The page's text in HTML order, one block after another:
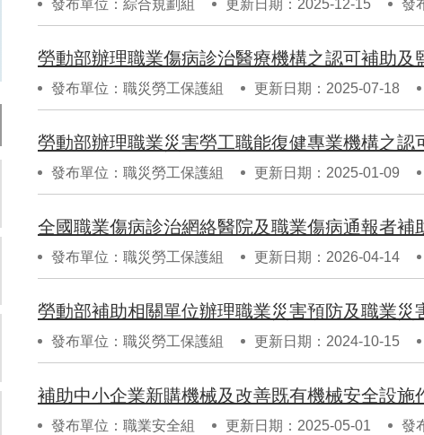
發布單位：綜合規劃組 更新日期：2025-12-15 發
勞動部辦理職業傷病診治醫療機構之認可補助及
發布單位：職災勞工保護組 更新日期：2025-07-18
勞動部辦理職業災害勞工職能復健專業機構之認
發布單位：職災勞工保護組 更新日期：2025-01-09
全國職業傷病診治網絡醫院及職業傷病通報者補
發布單位：職災勞工保護組 更新日期：2026-04-14
勞動部補助相關單位辦理職業災害預防及職業災
發布單位：職災勞工保護組 更新日期：2024-10-15
補助中小企業新購機械及改善既有機械安全設施
發布單位：職業安全組 更新日期：2025-05-01 發